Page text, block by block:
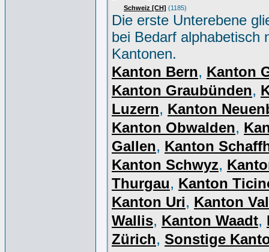
Schweiz [CH] (1185)
Die erste Unterebene
bei Bedarf alphabetisch
Kantonen.
Kanton Bern, Kanton
Kanton Graubünden,
Luzern, Kanton
Kanton Obwalden,
Gallen, Kanton
Kanton Schwyz,
Thurgau, Kanton
Kanton Uri, Kanton
Wallis, Kanton Waadt,
Zürich, Sonstige